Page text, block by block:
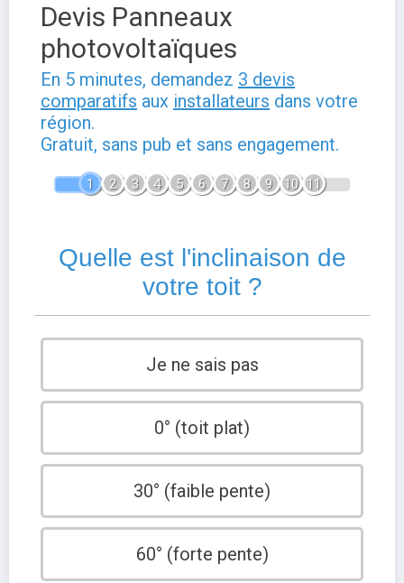
Devis Panneaux
photovoltaïques
En 5 minutes, demandez 3 devis
comparatifs aux installateurs dans votre
région.
Gratuit, sans pub et sans engagement.
1 2 3 4 5 6 7 8 9 10 11
Quelle est l'inclinaison de
votre toit ?
Je ne sais pas
0° (toit plat)
30° (faible pente)
60° (forte pente)